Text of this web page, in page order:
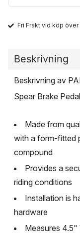
Fri Frakt vid köp över
Beskrivning
Beskrivning av
Spear Brake
Made from
with a form-fitted
compound
Provides a
riding conditions
Installation is
hardware
Measures